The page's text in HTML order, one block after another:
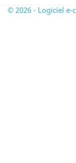
© 2026 - Logiciel e-